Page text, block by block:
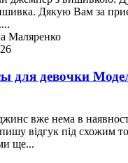
Дякую Вам за
Маляренко
для девочки
вже нема в
відгук під схожим
ще...